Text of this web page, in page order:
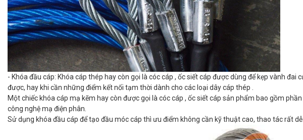
- Khóa đầu cáp: Khóa cáp thép hay còn gọi là cóc cáp , ốc siết cáp được dùng để kẹp vành đai
được, hay khi cần những điểm kết nối tạm thời dành cho các loại dây cáp thép .
Một chiếc khóa cáp mạ kẽm hay còn được gọi là cóc cáp , ốc siết cáp sản phẩm bao gồm
công nghệ mạ điện phân.
Sử dụng khóa đầu cáp để tạo đầu móc cáp thì ưu điểm không cần kỹ thuật cao, thao tác rất